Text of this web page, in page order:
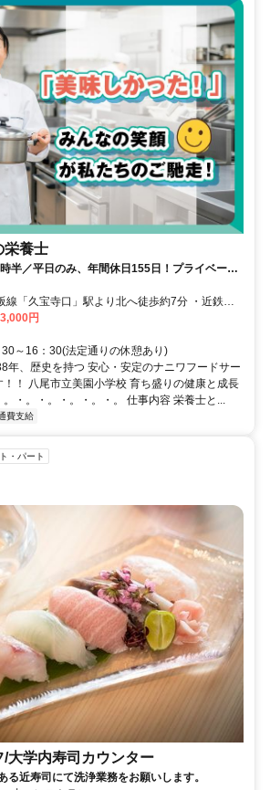
栄養士
半／平日のみ、年間休日155日！プライベート
しい昼食付
14分 ・近鉄大阪線 「八尾」駅より徒歩19分 ・
」駅より車で8分
円
～16：30(法定通りの休憩あり)
年、歴史を持つ 安心・安定のナニワフードサー
！！ 八尾市立美園小学校 育ち盛りの健康と成長
・。・。・。・。・。 仕事内容 栄養士と...
費支給
・パート
大学内寿司カウンター
る近寿司にて洗浄業務をお願いします。